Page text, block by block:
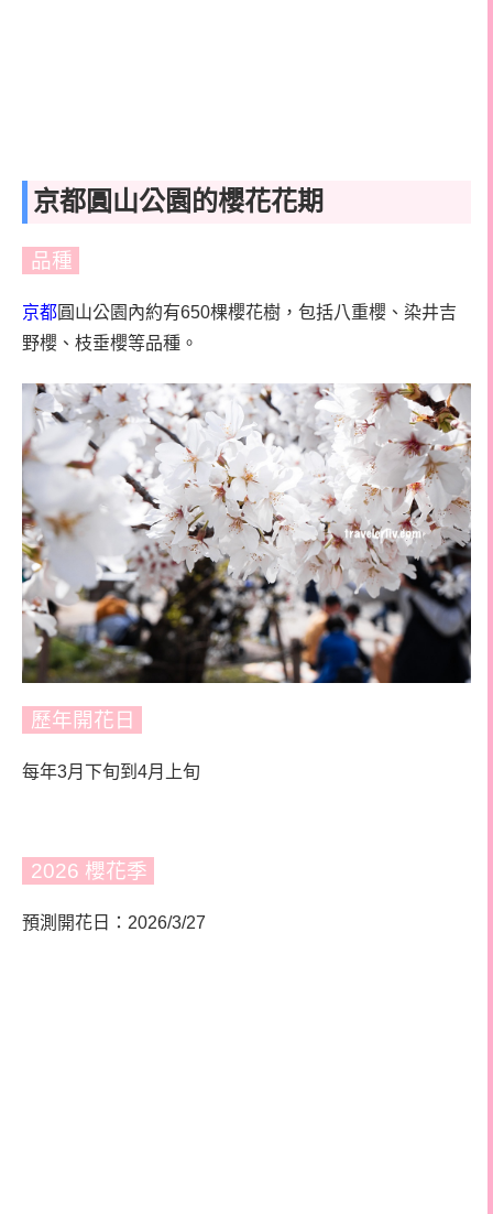
京都圓山公園的櫻花花期
品種
京都圓山公園內約有650棵櫻花樹，包括八重櫻、染井吉
野櫻、枝垂櫻等品種。
歷年開花日
每年3月下旬到4月上旬
2026 櫻花季
預測開花日：2026/3/27